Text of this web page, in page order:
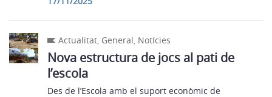
Actualitat, General, Notícies
Nova estructura de jocs al pati de
l’escola
Des de l’Escola amb el suport econòmic de